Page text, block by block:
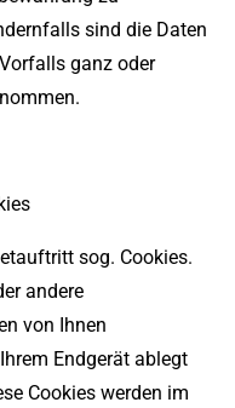
sind die Daten
ganz oder
sog. Cookies.
andere
von Ihnen
Endgerät ablegt
Cookies werden im